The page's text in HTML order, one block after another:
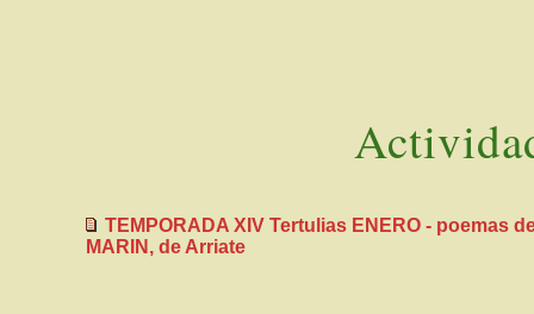
TEMPORADA XIV Tertulias ENERO - poemas
MARIN, de Arriate